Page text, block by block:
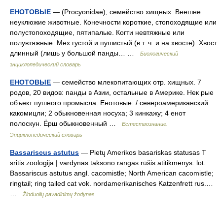
ЕНОТОВЫЕ — (Procyonidae), семейство хищных. Внешне
неуклюжие животные. Конечности короткие, стопоходящие или
полустопоходящие, пятипалые. Когти невтяжные или
полувтяжные. Мех густой и пушистый (в т. ч. и на хвосте). Хвост
длинный (лишь у большой панды… …
Биологический
энциклопедический словарь
ЕНОТОВЫЕ — семейство млекопитающих отр. хищных. 7
родов, 20 видов: панды в Азии, остальные в Америке. Нек рые
объект пушного промысла. Енотовые: / североамериканский
какомицли; 2 обыкновенная носуха; 3 кинкажу; 4 енот
полоскун. Ёрш обыкновенный …
Естествознание.
Энциклопедический словарь
Bassariscus astutus — Pietų Amerikos basariskas statusas T
sritis zoologija | vardynas taksono rangas rūšis atitikmenys: lot.
Bassariscus astutus angl. cacomistle; North American cacomistle;
ringtail; ring tailed cat vok. nordamerikanisches Katzenfrett rus.…
Žinduolių pavadinimų žodynas